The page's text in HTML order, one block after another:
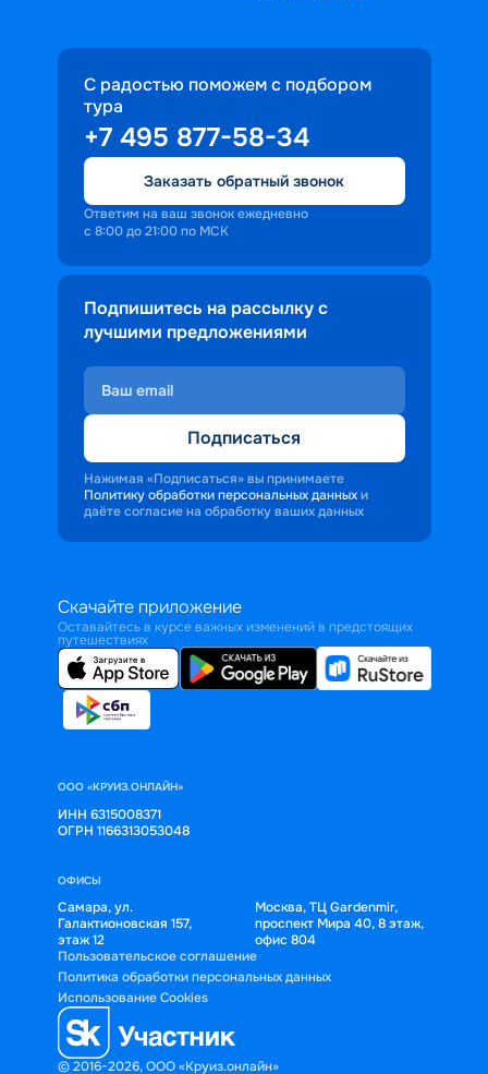
С радостью поможем с подбором
тура
+7 495 877-58-34
Заказать обратный звонок
Ответим на ваш звонок ежедневно
с 8:00 до 21:00 по МСК
Подпишитесь на рассылку с
лучшими предложениями
Подписаться
Нажимая «Подписаться» вы принимаете
Политику обработки персональных данных и
даёте согласие на обработку ваших данных
Скачайте приложение
Оставайтесь в курсе важных изменений в предстоящих
путешествиях
ООО «КРУИЗ.ОНЛАЙН»
ИНН 6315008371
ОГРН 1166313053048
ОФИСЫ
Самара, ул.
Галактионовская 157,
этаж 12
Москва, ТЦ Gardenmir,
проспект Мира 40, 8 этаж,
офис 804
© 2016-2026, ООО «Круиз.онлайн»
Пользовательское соглашение
Политика обработки персональных данных
Использование Cookies